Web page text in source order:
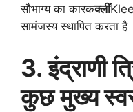
सौभाग्य का कारकक्लीं
सामंजस्य स्थापित करता है
3. इंद्राणी
कुछ मुख्य